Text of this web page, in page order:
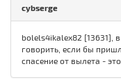
cybserge
bolels4ikalex82 [13631],
говорить, если бы
спасение от вылета - это